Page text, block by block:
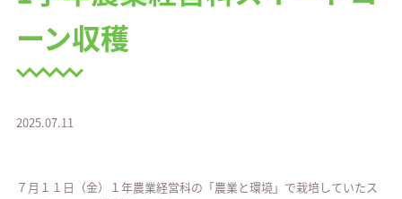
ーン収穫
2025.07.11
７月１１日（金）１年農業経営科の「農業と環境」で栽培していたス